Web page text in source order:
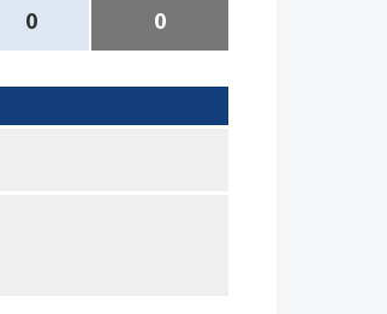
0 0